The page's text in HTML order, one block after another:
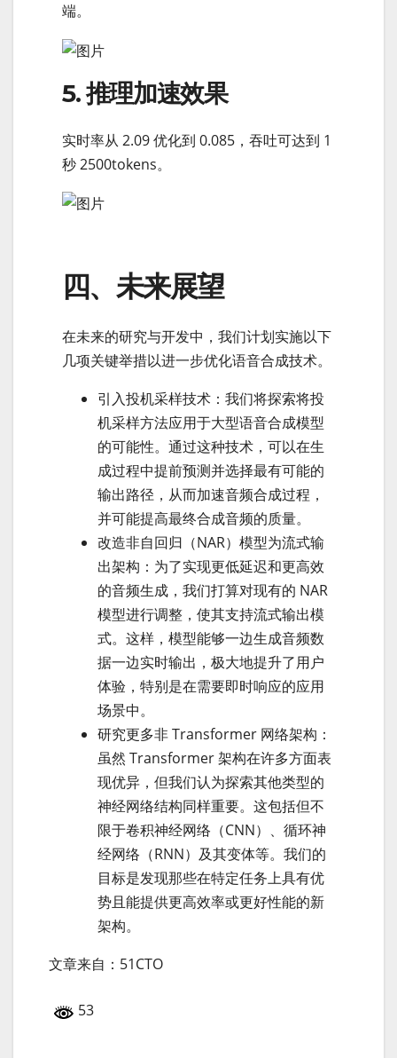
端。
5. 推理加速效果
实时率从 2.09 优化到 0.085，吞吐可达到 1
秒 2500tokens。
四、未来展望
在未来的研究与开发中，我们计划实施以下
几项关键举措以进一步优化语音合成技术。
引入投机采样技术：我们将探索将投
机采样方法应用于大型语音合成模型
的可能性。通过这种技术，可以在生
成过程中提前预测并选择最有可能的
输出路径，从而加速音频合成过程，
并可能提高最终合成音频的质量。
改造非自回归（NAR）模型为流式输
出架构：为了实现更低延迟和更高效
的音频生成，我们打算对现有的 NAR
模型进行调整，使其支持流式输出模
式。这样，模型能够一边生成音频数
据一边实时输出，极大地提升了用户
体验，特别是在需要即时响应的应用
场景中。
研究更多非 Transformer 网络架构：
虽然 Transformer 架构在许多方面表
现优异，但我们认为探索其他类型的
神经网络结构同样重要。这包括但不
限于卷积神经网络（CNN）、循环神
经网络（RNN）及其变体等。我们的
目标是发现那些在特定任务上具有优
势且能提供更高效率或更好性能的新
架构。
文章来自：51CTO
53